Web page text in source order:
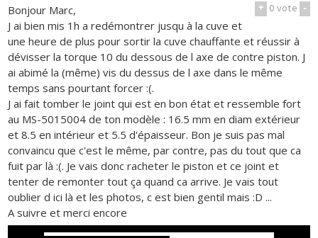
+ 0vote -
Bonjour Marc,
J ai bien mis 1h a redémontrer jusqu à la cuve et
une heure de plus pour sortir la cuve chauffante et réussir à
dévisser la torque 10 du dessous de l axe de contre piston. J
ai abimé la (même) vis du dessus de l axe dans le même
temps sans pourtant forcer :(.
J ai fait tomber le joint qui est en bon état et ressemble fort
au MS-5015004 de ton modèle : 16.5 mm en diam extérieur
et 8.5 en intérieur et 5.5 d'épaisseur. Bon je suis pas mal
convaincu que c'est le même, par contre, pas du tout que ca
fuit par là :(. Je vais donc racheter le piston et ce joint et
tenter de remonter tout ça quand ca arrive. Je vais tout
oublier d ici là et les photos, c est bien gentil mais :D ...
A suivre et merci encore